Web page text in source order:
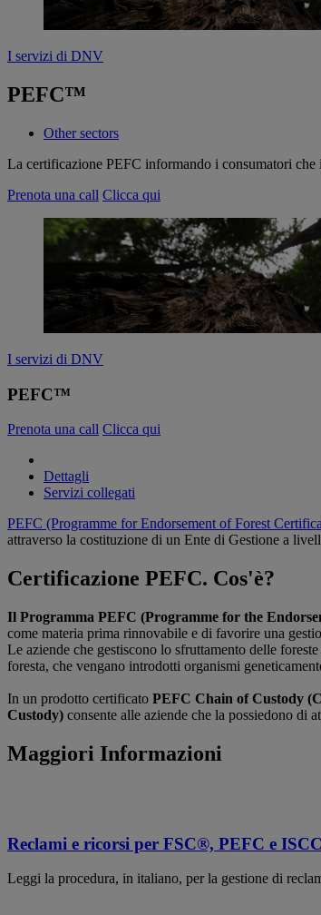
I servizi di DNV
PEFC™
Other sectors
La certificazione PEFC informando i consumatori che
Prenota una call Clicca qui
I servizi di DNV
PEFC™
Prenota una call Clicca qui
Dettagli
Servizi collegati
PEFC (Programme for Endorsement of Forest
attraverso la costituzione di un Ente di Gestione a
Certificazione PEFC. Cos'è?
Il Programma PEFC (Programme for the
come materia prima rinnovabile e di favorire una
Le aziende che gestiscono lo sfruttamento delle
foresta, che vengano introdotti organismi
In un prodotto certificato PEFC Chain of Custody
Custody) consente alle aziende che la possiedono
Maggiori Informazioni
Reclami e ricorsi per FSC®, PEFC e ISCC
Leggi la procedura, in italiano, per la gestione di